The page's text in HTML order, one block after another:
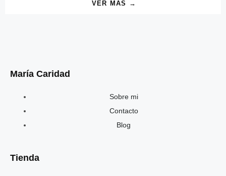
VER MÁS →
María Caridad
Sobre mi
Contacto
Blog
Tienda